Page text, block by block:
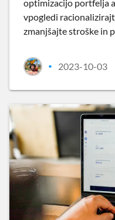
optimizacijo portfelja
vpogledi
zmanjšajte stroške in
• 2023-10-03